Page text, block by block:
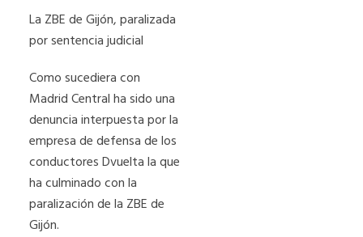
La ZBE de Gijón, paralizada
por sentencia judicial
Como sucediera con
Madrid Central ha sido una
denuncia interpuesta por la
empresa de defensa de los
conductores Dvuelta la que
ha culminado con la
paralización de la ZBE de
Gijón.